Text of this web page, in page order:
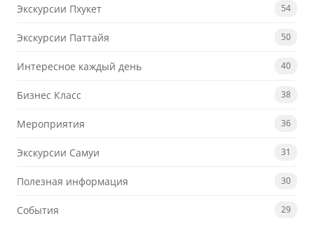
Экскурсии Пхукет 54
Экскурсии Паттайя 50
Интересное каждый день 40
Бизнес Класс 38
Мероприятия 36
Экскурсии Самуи 31
Полезная информация 30
События 29